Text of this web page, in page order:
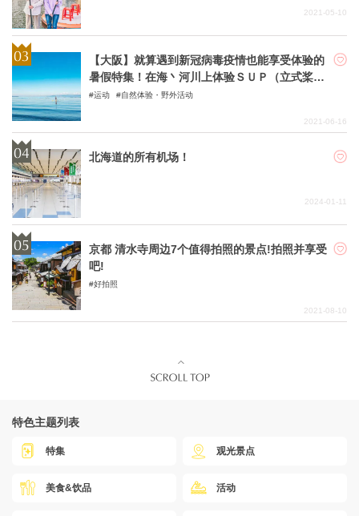
2021-05-10
【大阪】就算遇到新冠病毒疫情也能享受体验的
暑假特集！在海丶河川上体验ＳＵＰ（立式桨板
运动）和ＳＵＰ瑜珈活动
运动 自然体验・野外活动
2021-06-16
北海道的所有机场！
2024-01-11
京都 清水寺周边7个值得拍照的景点!拍照并享受
吧!
好拍照
2021-08-10
特色主题列表
特集 观光景点
美食&饮品 活动